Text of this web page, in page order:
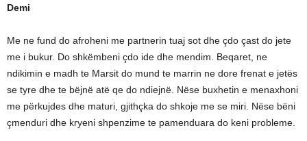
Demi
Me ne fund do afroheni me partnerin tuaj sot dhe çdo çast do jete
me i bukur. Do shkëmbeni çdo ide dhe mendim. Beqaret, ne
ndikimin e madh te Marsit do mund te marrin ne dore frenat e jetës
se tyre dhe te bëjnë atë qe do ndiejnë. Nëse buxhetin e menaxhoni
me përkujdes dhe maturi, gjithçka do shkoje me se miri. Nëse bëni
çmenduri dhe kryeni shpenzime te pamenduara do keni probleme.